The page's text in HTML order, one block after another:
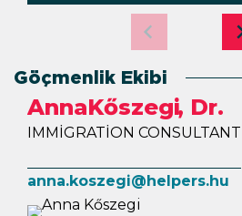
Göçmenlik Ekibi
AnnaKőszegi, Dr.
IMMIGRATION CONSULTANT
anna.koszegi@helpers.hu